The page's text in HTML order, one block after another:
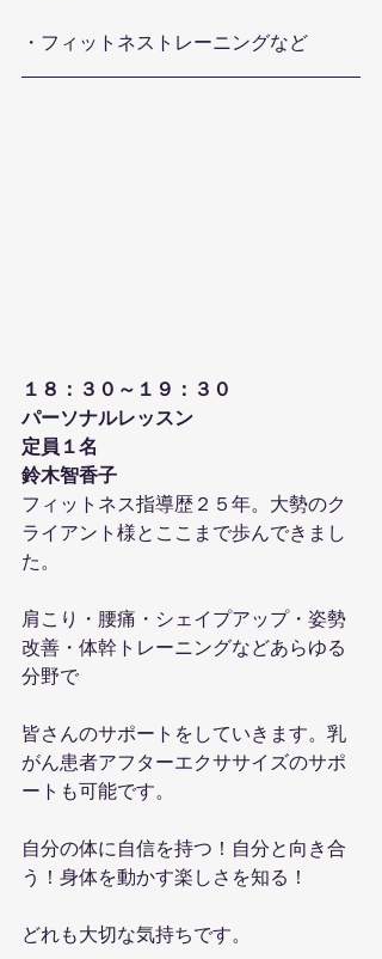
・フィットネストレーニングなど
１８：３０～１９：３０
パーソナルレッスン
定員１名
鈴木智香子
フィットネス指導歴２５年。大勢のク
ライアント様とここまで歩んできまし
た。
肩こり・腰痛・シェイプアップ・姿勢
改善・体幹トレーニングなどあらゆる
分野で
皆さんのサポートをしていきます。乳
がん患者アフターエクササイズのサポ
ートも可能です。
自分の体に自信を持つ！自分と向き合
う！身体を動かす楽しさを知る！
どれも大切な気持ちです。